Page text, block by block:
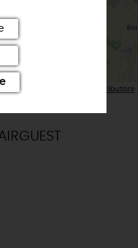
© OpenStreetMap contributors